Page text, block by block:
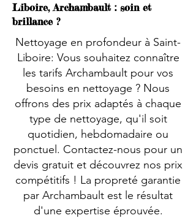
Liboire, Archambault : soin et
brillance ?
Nettoyage en profondeur à Saint-
Liboire: Vous souhaitez connaître
les tarifs Archambault pour vos
besoins en nettoyage ? Nous
offrons des prix adaptés à chaque
type de nettoyage, qu'il soit
quotidien, hebdomadaire ou
ponctuel. Contactez-nous pour un
devis gratuit et découvrez nos prix
compétitifs ! La propreté garantie
par Archambault est le résultat
d'une expertise éprouvée.